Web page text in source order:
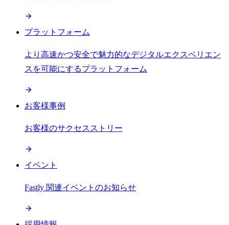
プラットフォーム
より高速かつ安全で魅力的なデジタルエクスペリエン
スを可能にするプラットフォーム
お客様事例
お客様のサクセスストリー
イベント
Fastly 関連イベントのお知らせ